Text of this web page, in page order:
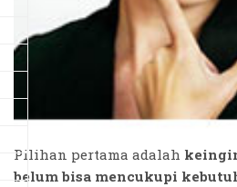
Pilihan pertama adalah
belum bisa mencukupi